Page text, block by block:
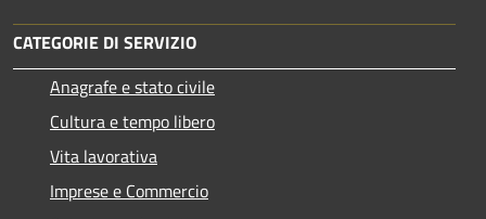
CATEGORIE DI SERVIZIO
Anagrafe e stato civile
Cultura e tempo libero
Vita lavorativa
Imprese e Commercio